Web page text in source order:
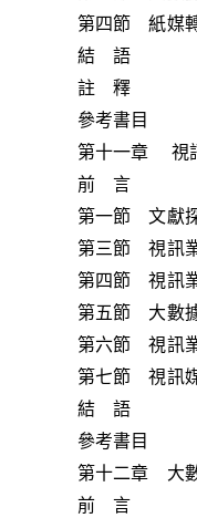
第四節 紙媒
結 語
註 釋
參考書目
第十一章 視
前 言
第一節 文獻
第三節 視訊
第四節 視訊
第五節 大數
第六節 視訊
第七節 視訊
結 語
參考書目
第十二章 大
前 言